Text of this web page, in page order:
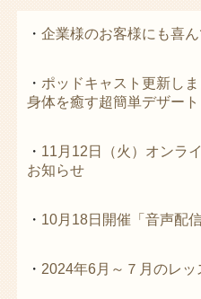
企業様のお客様にも喜
ポッドキャスト更新し
身体を癒す超簡単デザート
11月12日（火）オンラ
お知らせ
10月18日開催「音声配
2024年6月～７月のレッ